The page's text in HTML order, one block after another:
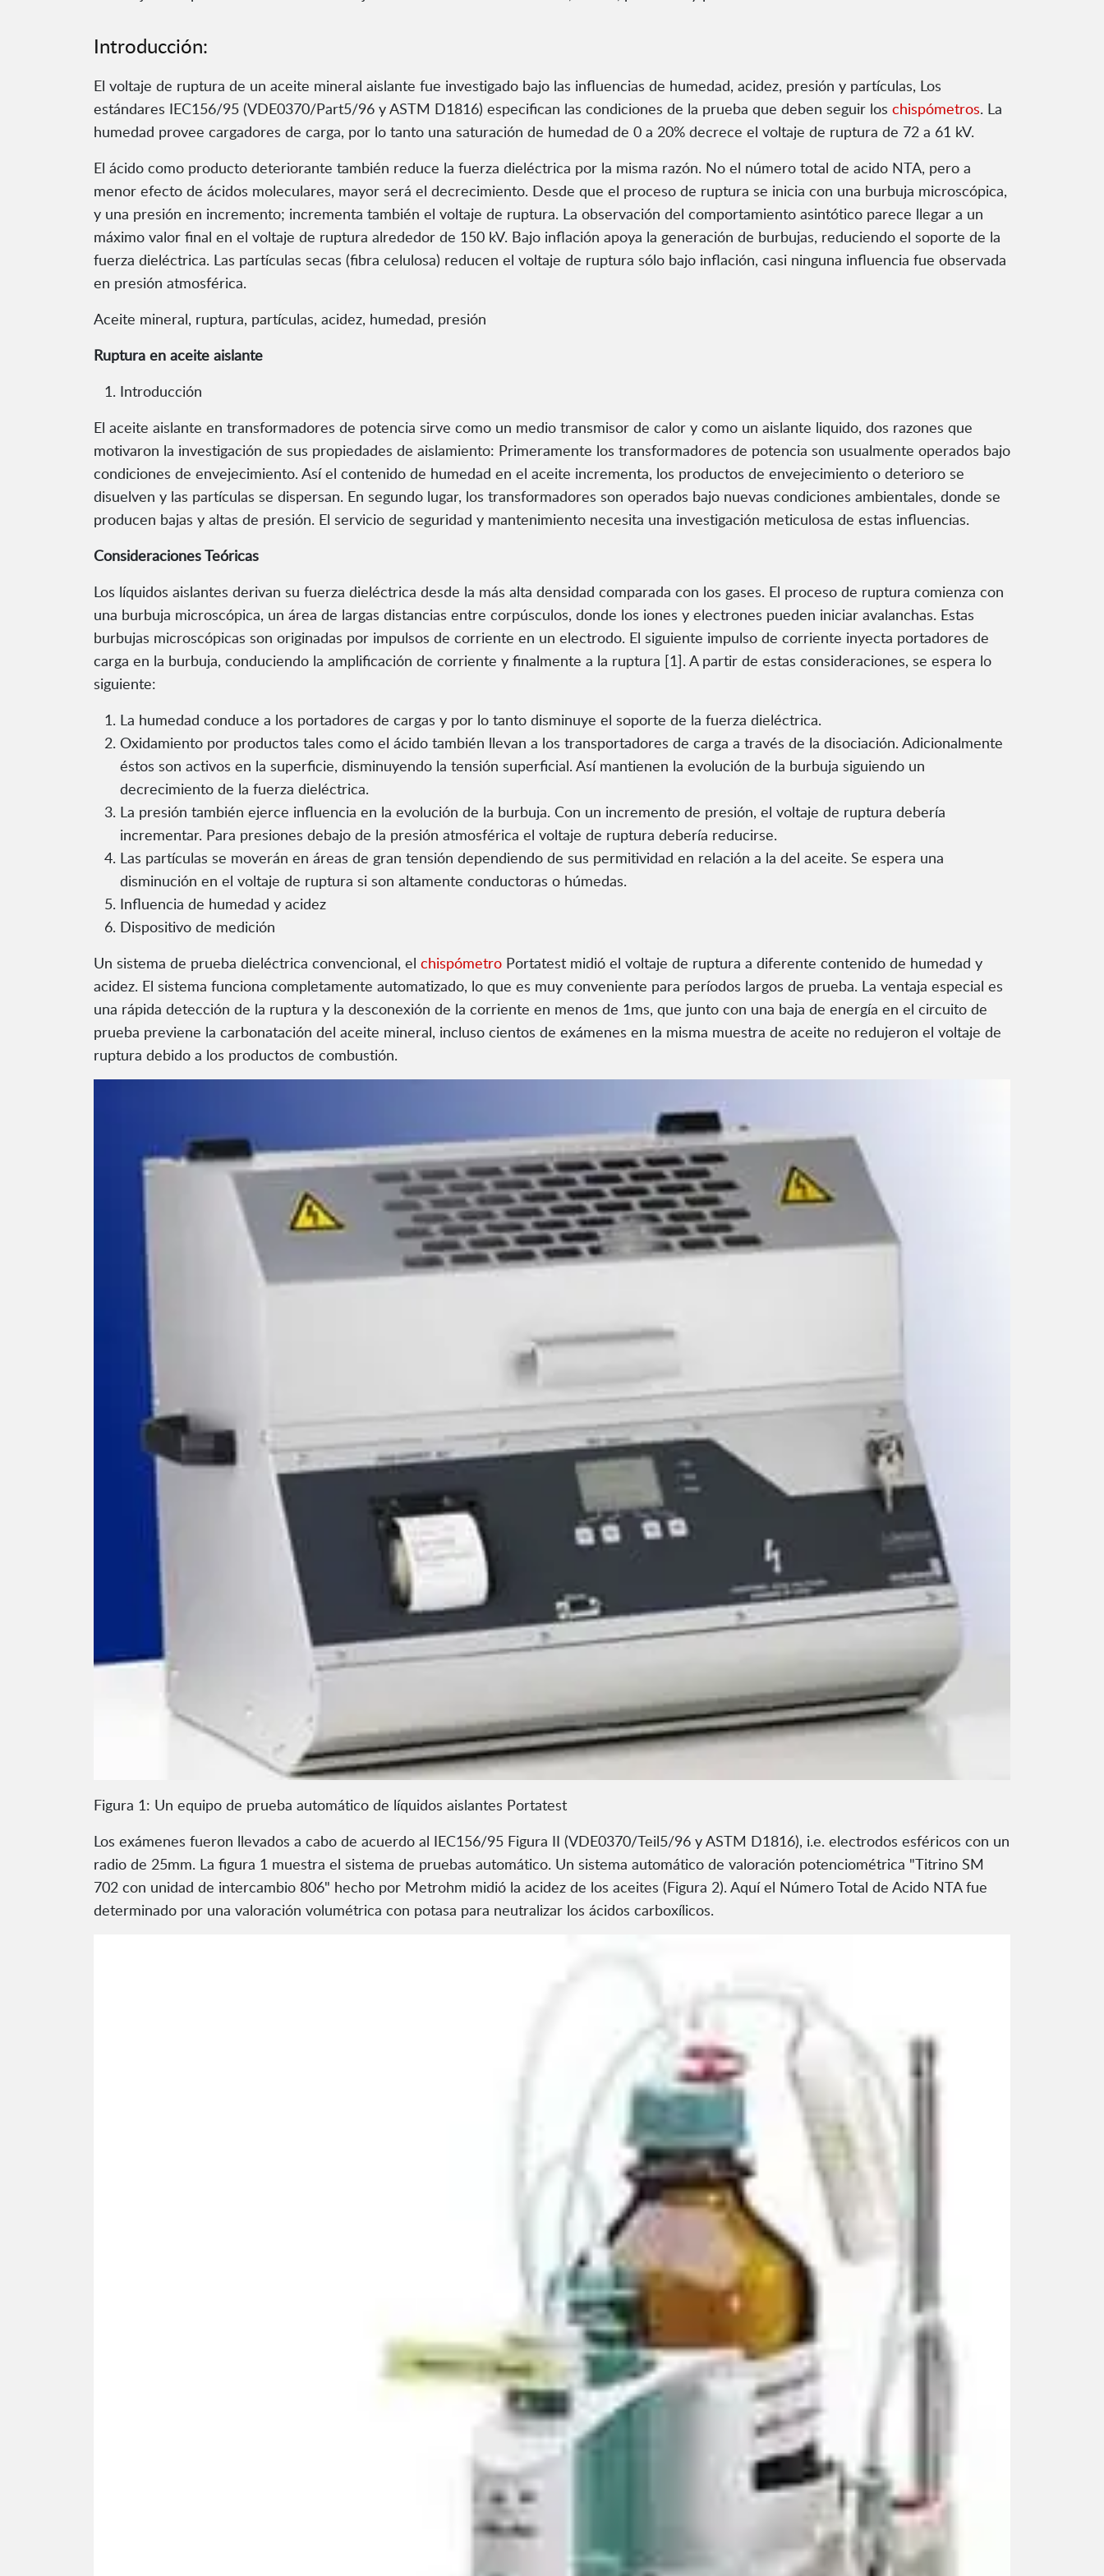
Introducción:
El voltaje de ruptura de un aceite mineral aislante fue investigado bajo las influencias de humedad, acidez, presión y partículas, Los
estándares IEC156/95 (VDE0370/Part5/96 y ASTM D1816) especifican las condiciones de la prueba que deben seguir los chispómetros. La
humedad provee cargadores de carga, por lo tanto una saturación de humedad de 0 a 20% decrece el voltaje de ruptura de 72 a 61 kV.
El ácido como producto deteriorante también reduce la fuerza dieléctrica por la misma razón. No el número total de acido NTA, pero a
menor efecto de ácidos moleculares, mayor será el decrecimiento. Desde que el proceso de ruptura se inicia con una burbuja microscópica,
y una presión en incremento; incrementa también el voltaje de ruptura. La observación del comportamiento asintótico parece llegar a un
máximo valor final en el voltaje de ruptura alrededor de 150 kV. Bajo inflación apoya la generación de burbujas, reduciendo el soporte de la
fuerza dieléctrica. Las partículas secas (fibra celulosa) reducen el voltaje de ruptura sólo bajo inflación, casi ninguna influencia fue observada
en presión atmosférica.
Aceite mineral, ruptura, partículas, acidez, humedad, presión
Ruptura en aceite aislante
Introducción
El aceite aislante en transformadores de potencia sirve como un medio transmisor de calor y como un aislante liquido, dos razones que
motivaron la investigación de sus propiedades de aislamiento: Primeramente los transformadores de potencia son usualmente operados bajo
condiciones de envejecimiento. Así el contenido de humedad en el aceite incrementa, los productos de envejecimiento o deterioro se
disuelven y las partículas se dispersan. En segundo lugar, los transformadores son operados bajo nuevas condiciones ambientales, donde se
producen bajas y altas de presión. El servicio de seguridad y mantenimiento necesita una investigación meticulosa de estas influencias.
Consideraciones Teóricas
Los líquidos aislantes derivan su fuerza dieléctrica desde la más alta densidad comparada con los gases. El proceso de ruptura comienza con
una burbuja microscópica, un área de largas distancias entre corpúsculos, donde los iones y electrones pueden iniciar avalanchas. Estas
burbujas microscópicas son originadas por impulsos de corriente en un electrodo. El siguiente impulso de corriente inyecta portadores de
carga en la burbuja, conduciendo la amplificación de corriente y finalmente a la ruptura [1]. A partir de estas consideraciones, se espera lo
siguiente:
La humedad conduce a los portadores de cargas y por lo tanto disminuye el soporte de la fuerza dieléctrica.
Oxidamiento por productos tales como el ácido también llevan a los transportadores de carga a través de la disociación. Adicionalmente
éstos son activos en la superficie, disminuyendo la tensión superficial. Así mantienen la evolución de la burbuja siguiendo un
decrecimiento de la fuerza dieléctrica.
La presión también ejerce influencia en la evolución de la burbuja. Con un incremento de presión, el voltaje de ruptura debería
incrementar. Para presiones debajo de la presión atmosférica el voltaje de ruptura debería reducirse.
Las partículas se moverán en áreas de gran tensión dependiendo de sus permitividad en relación a la del aceite. Se espera una
disminución en el voltaje de ruptura si son altamente conductoras o húmedas.
Influencia de humedad y acidez
Dispositivo de medición
Un sistema de prueba dieléctrica convencional, el chispómetro Portatest midió el voltaje de ruptura a diferente contenido de humedad y
acidez. El sistema funciona completamente automatizado, lo que es muy conveniente para períodos largos de prueba. La ventaja especial es
una rápida detección de la ruptura y la desconexión de la corriente en menos de 1ms, que junto con una baja de energía en el circuito de
prueba previene la carbonatación del aceite mineral, incluso cientos de exámenes en la misma muestra de aceite no redujeron el voltaje de
ruptura debido a los productos de combustión.
Figura 1: Un equipo de prueba automático de líquidos aislantes Portatest
Los exámenes fueron llevados a cabo de acuerdo al IEC156/95 Figura II (VDE0370/Teil5/96 y ASTM D1816), i.e. electrodos esféricos con un
radio de 25mm. La figura 1 muestra el sistema de pruebas automático. Un sistema automático de valoración potenciométrica "Titrino SM
702 con unidad de intercambio 806" hecho por Metrohm midió la acidez de los aceites (Figura 2). Aquí el Número Total de Acido NTA fue
determinado por una valoración volumétrica con potasa para neutralizar los ácidos carboxílicos.